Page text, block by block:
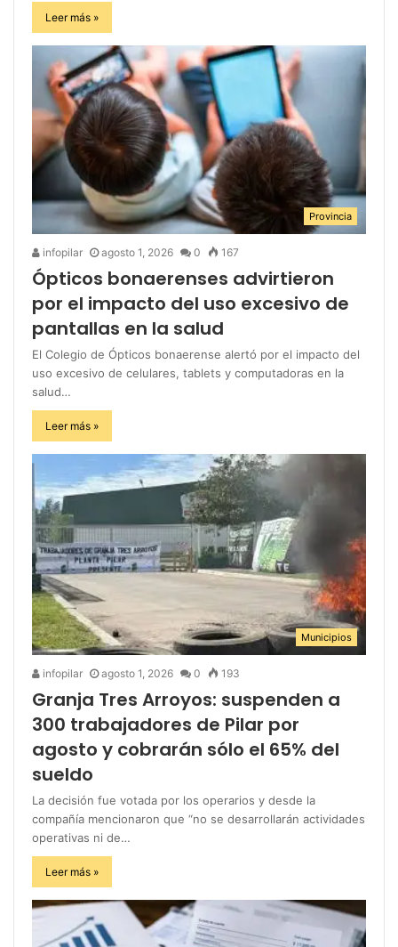
Leer más »
Provincia
infopilar agosto 1, 2026 0 167
Ópticos bonaerenses advirtieron
por el impacto del uso excesivo de
pantallas en la salud
El Colegio de Ópticos bonaerense alertó por el impacto del
uso excesivo de celulares, tablets y computadoras en la
salud…
Leer más »
Municipios
infopilar agosto 1, 2026 0 193
Granja Tres Arroyos: suspenden a
300 trabajadores de Pilar por
agosto y cobrarán sólo el 65% del
sueldo
La decisión fue votada por los operarios y desde la
compañía mencionaron que “no se desarrollarán actividades
operativas ni de…
Leer más »